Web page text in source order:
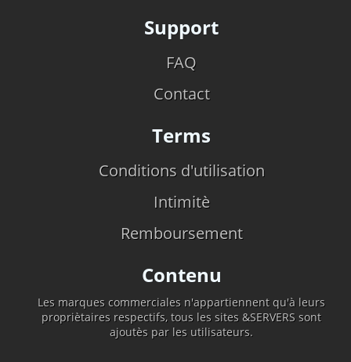
Support
FAQ
Contact
Terms
Conditions d'utilisation
Intimitè
Remboursement
Contenu
Les marques commerciales n'appartiennent qu'à leurs
propriètaires respectifs, tous les sites &SERVERS sont
ajoutès par les utilisateurs.